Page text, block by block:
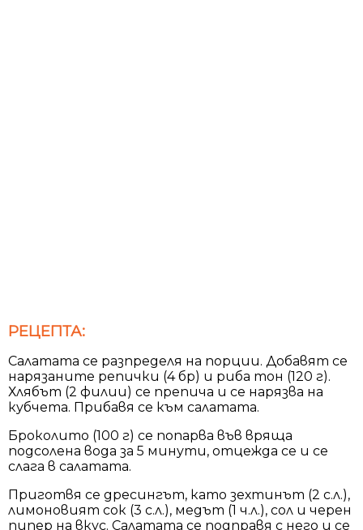
РЕЦЕПТА:
Салатата се разпределя на порции. Добавят се
нарязаните репички (4 бр) и риба тон (120 г).
Хлябът (2 филии) се препича и се нарязва на
кубчета. Прибавя се към салатата.
Броколито (100 г) се попарва във вряща
подсолена вода за 5 минути, отцежда се и се
слага в салатата.
Приготвя се дресингът, като зехтинът (2 с.л.),
лимоновият сок (3 с.л.), медът (1 ч.л.), сол и черен
пипер на вкус. Салатата се подправя с него и се